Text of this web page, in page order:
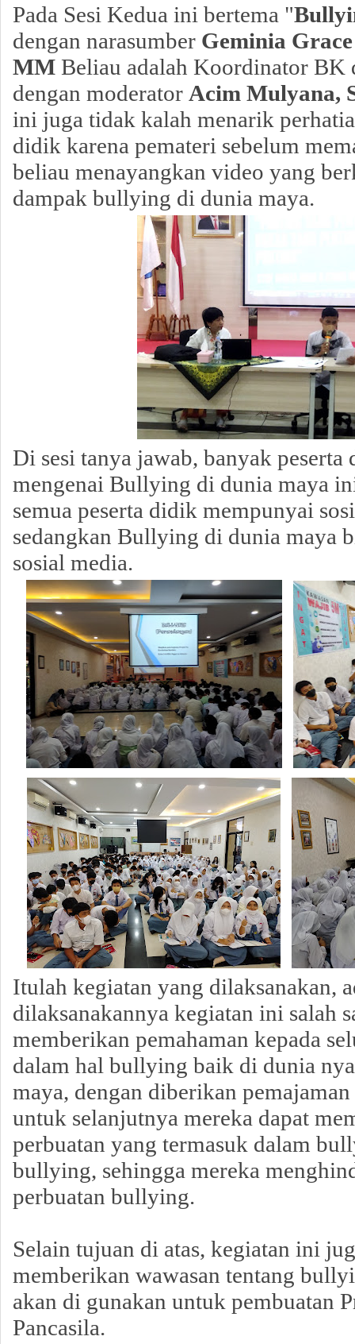
Pada Sesi Kedua ini bertema "
dengan narasumber Geminia
MM Beliau adalah Koordinator BK
dengan moderator Acim Mulyana,
ini juga tidak kalah menarik
didik karena pemateri sebelum
beliau menayangkan video yang
dampak bullying di dunia maya.
Di sesi tanya jawab, banyak
mengenai Bullying di dunia maya
semua peserta didik mempunyai
sedangkan Bullying di dunia maya
sosial media.
Itulah kegiatan yang dilaksanakan,
dilaksanakannya kegiatan ini salah
memberikan pemahaman kepada
dalam hal bullying baik di dunia
maya, dengan diberikan
untuk selanjutnya mereka dapat
perbuatan yang termasuk dalam
bullying, sehingga mereka
perbuatan bullying.
Selain tujuan di atas, kegiatan ini
memberikan wawasan tentang
akan di gunakan untuk pembuatan
Pancasila.